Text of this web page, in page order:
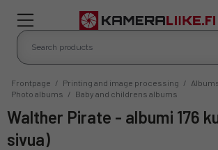
Frontpage / Printing and image processing /
Photo albums / Baby and childrens albums
Walther Pirate - albumi 176 kuvalle (50
sivua)